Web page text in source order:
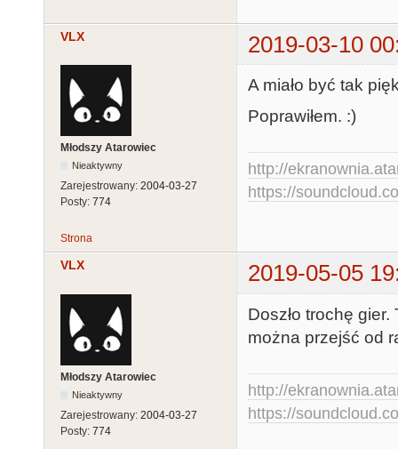
VLX 2019-03-10
Młodszy Atarowiec
Nieaktywny
Zarejestrowany: 2004-03-27
Posty: 774
A miało być tak
Poprawiłem. :)
http://
https://
Strona
VLX 2019-05-05
Młodszy Atarowiec
Nieaktywny
Zarejestrowany: 2004-03-27
Posty: 774
Doszło trochę
można przejść od
http://
https://